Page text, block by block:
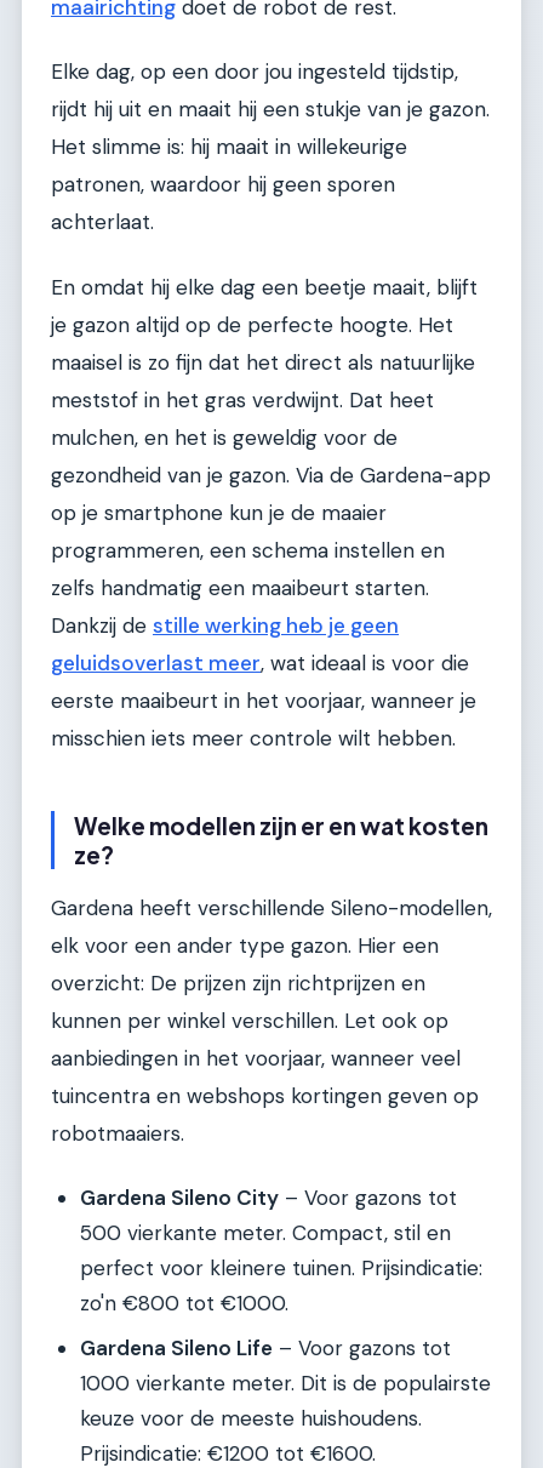
maairichting doet de robot de rest.
Elke dag, op een door jou ingesteld tijdstip,
rijdt hij uit en maait hij een stukje van je gazon.
Het slimme is: hij maait in willekeurige
patronen, waardoor hij geen sporen
achterlaat.
En omdat hij elke dag een beetje maait, blijft
je gazon altijd op de perfecte hoogte. Het
maaisel is zo fijn dat het direct als natuurlijke
meststof in het gras verdwijnt. Dat heet
mulchen, en het is geweldig voor de
gezondheid van je gazon. Via de Gardena-app
op je smartphone kun je de maaier
programmeren, een schema instellen en
zelfs handmatig een maaibeurt starten.
Dankzij de stille werking heb je geen
geluidsoverlast meer, wat ideaal is voor die
eerste maaibeurt in het voorjaar, wanneer je
misschien iets meer controle wilt hebben.
Welke modellen zijn er en wat kosten
ze?
Gardena heeft verschillende Sileno-modellen,
elk voor een ander type gazon. Hier een
overzicht: De prijzen zijn richtprijzen en
kunnen per winkel verschillen. Let ook op
aanbiedingen in het voorjaar, wanneer veel
tuincentra en webshops kortingen geven op
robotmaaiers.
Gardena Sileno City – Voor gazons tot
500 vierkante meter. Compact, stil en
perfect voor kleinere tuinen. Prijsindicatie:
zo'n €800 tot €1000.
Gardena Sileno Life – Voor gazons tot
1000 vierkante meter. Dit is de populairste
keuze voor de meeste huishoudens.
Prijsindicatie: €1200 tot €1600.